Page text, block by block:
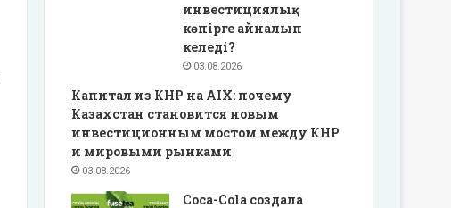
инвестициялық
көпірге айналып
келеді?
03.08.2026
Капитал из КНР на AIX: почему
Казахстан становится новым
инвестиционным мостом между КНР
и мировыми рынками
03.08.2026
Coca-Cola создала